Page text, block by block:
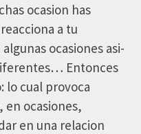
ocasion has
a tu
ocasiones asi­
Entonces
lo cual provoca
en ocasiones,
en una relacion